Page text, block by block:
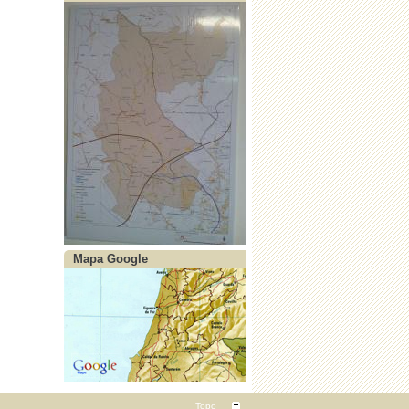
Mapa Google
Topo